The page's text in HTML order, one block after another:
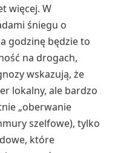
więcej. W
śniegu o
godzinę będzie to
na drogach,
wskazują, że
lokalny, ale bardzo
„oberwanie
szelfowe), tylko
które